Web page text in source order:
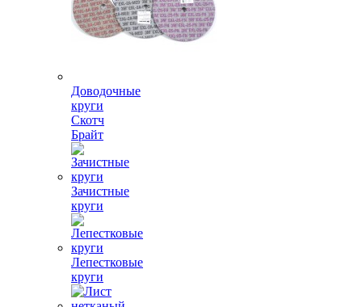
Доводочные
круги
Скотч
Брайт
Зачистные
круги
Лепестковые
круги